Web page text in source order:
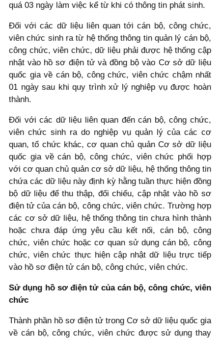
quá 03 ngày làm việc kể từ khi có thông tin phát sinh.
Đối với các dữ liệu liên quan tới cán bộ, công chức,
viên chức sinh ra từ hệ thống thông tin quản lý cán bộ,
công chức, viên chức, dữ liệu phải được hệ thống cập
nhật vào hồ sơ điện tử và đồng bộ vào Cơ sở dữ liệu
quốc gia về cán bộ, công chức, viên chức chậm nhất
01 ngày sau khi quy trình xử lý nghiệp vụ được hoàn
thành.
Đối với các dữ liệu liên quan đến cán bộ, công chức,
viên chức sinh ra do nghiệp vụ quản lý của các cơ
quan, tổ chức khác, cơ quan chủ quản Cơ sở dữ liệu
quốc gia về cán bộ, công chức, viên chức phối hợp
với cơ quan chủ quản cơ sở dữ liệu, hệ thống thông tin
chứa các dữ liệu này định kỳ hằng tuần thực hiện đồng
bộ dữ liệu để thu thập, đối chiếu, cập nhật vào hồ sơ
điện tử của cán bộ, công chức, viên chức. Trường hợp
các cơ sở dữ liệu, hệ thống thông tin chưa hình thành
hoặc chưa đáp ứng yêu cầu kết nối, cán bộ, công
chức, viên chức hoặc cơ quan sử dụng cán bộ, công
chức, viên chức thực hiện cập nhật dữ liệu trực tiếp
vào hồ sơ điện tử cán bộ, công chức, viên chức.
Sử dụng hồ sơ điện tử của cán bộ, công chức, viên
chức
Thành phần hồ sơ điện tử trong Cơ sở dữ liệu quốc gia
về cán bộ, công chức, viên chức được sử dụng thay